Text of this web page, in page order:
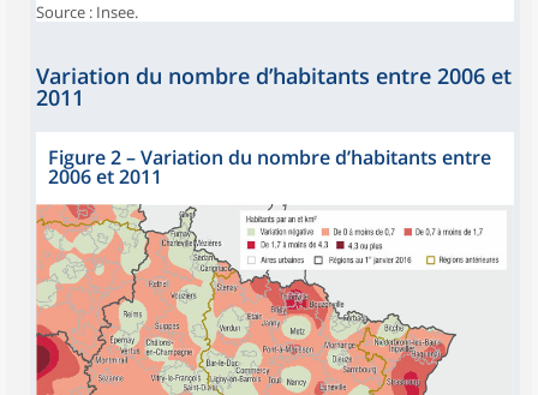
Source : Insee.
Variation du nombre d’habitants entre 2006 et
2011
Figure 2–Variation du nombre d’habitants entre
2006 et 2011